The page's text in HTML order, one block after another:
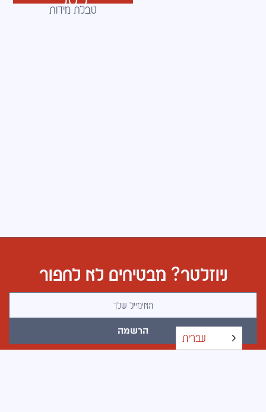
טבלת מידות
ניוזלטר? מבטיחים לא לחפור
כתובת אימייל
הרשמה עברית